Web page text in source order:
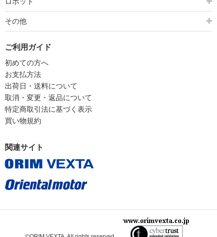
その他
ご利用ガイド
初めての方へ
お支払方法
出荷日・送料について
取消・変更・返品について
特定商取引法に基づく表示
買い物規約
関連サイト